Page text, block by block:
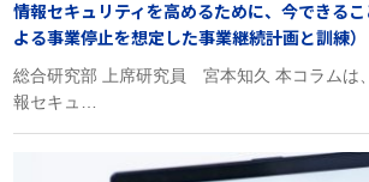
情報セキュリティを高めるために、今できる
よる事業停止を想定した事業継続計画と訓練）
総合研究部 上席研究員 宮本知久 本コラムは
報セキュ…